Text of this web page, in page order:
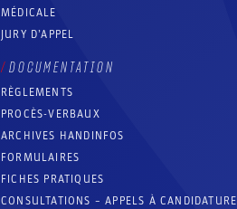
MÉDICALE
JURY D’APPEL
DOCUMENTATION
RÈGLEMENTS
PROCÈS-VERBAUX
ARCHIVES HANDINFOS
FORMULAIRES
FICHES PRATIQUES
CONSULTATIONS – APPELS À CANDIDATURE